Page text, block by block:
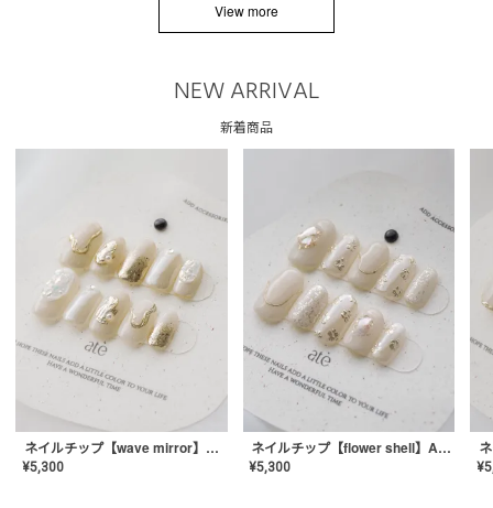
View more
NEW ARRIVAL
新着商品
ネイルチップ【wave mirror】AE-CONA-04
¥5,300
ネイルチップ【flower shell】AE-CONA-03
¥5,300 ¥